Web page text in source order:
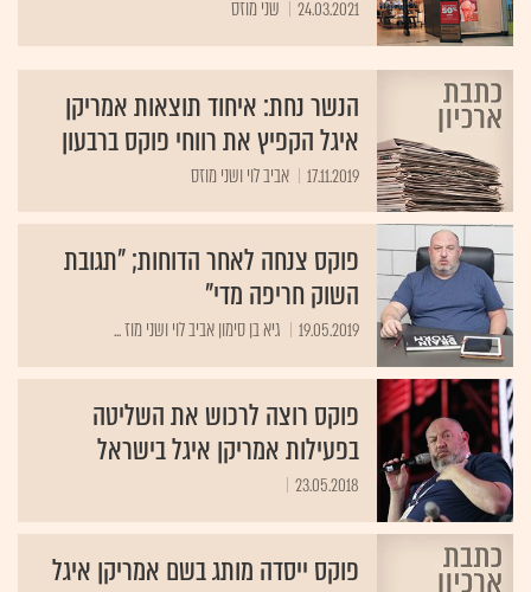
24.03.2021 שני מוזס
הנשר נחת: איחוד תוצאות אמריקן
איגל הקפיץ את רווחי פוקס ברבעון
17.11.2019 אביב לוי ושני מוזס
פוקס צנחה לאחר הדוחות; "תגובת
השוק חריפה מדי"
19.05.2019 גיא בן סימון אביב לוי ושני מוז ...
פוקס רוצה לרכוש את השליטה
בפעילות אמריקן איגל בישראל
23.05.2018
פוקס ייסדה מותג בשם אמריקן איגל